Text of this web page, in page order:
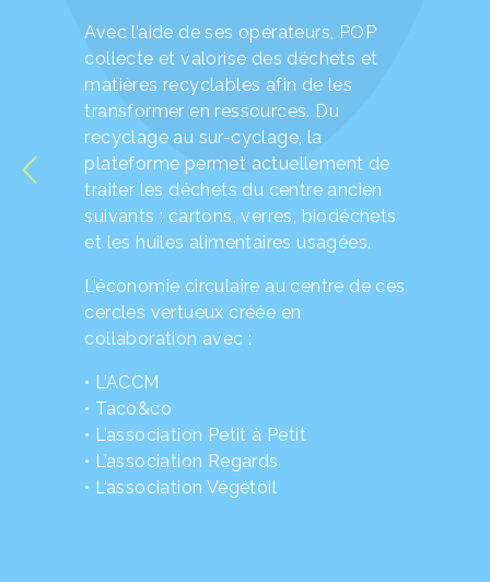
Avec l’aide de ses opérateurs, POP
collecte et valorise des déchets et
matières recyclables afin de les
transformer en ressources. Du
recyclage au sur-cyclage, la
plateforme permet actuellement de
traiter les déchets du centre ancien
suivants : cartons, verres, biodéchets
et les huiles alimentaires usagées.
L’économie circulaire au centre de ces
cercles vertueux créée en
collaboration avec :
• L’ACCM
• Taco&co
• L’association Petit à Petit
• L’association Regards
• L’association Végétoil